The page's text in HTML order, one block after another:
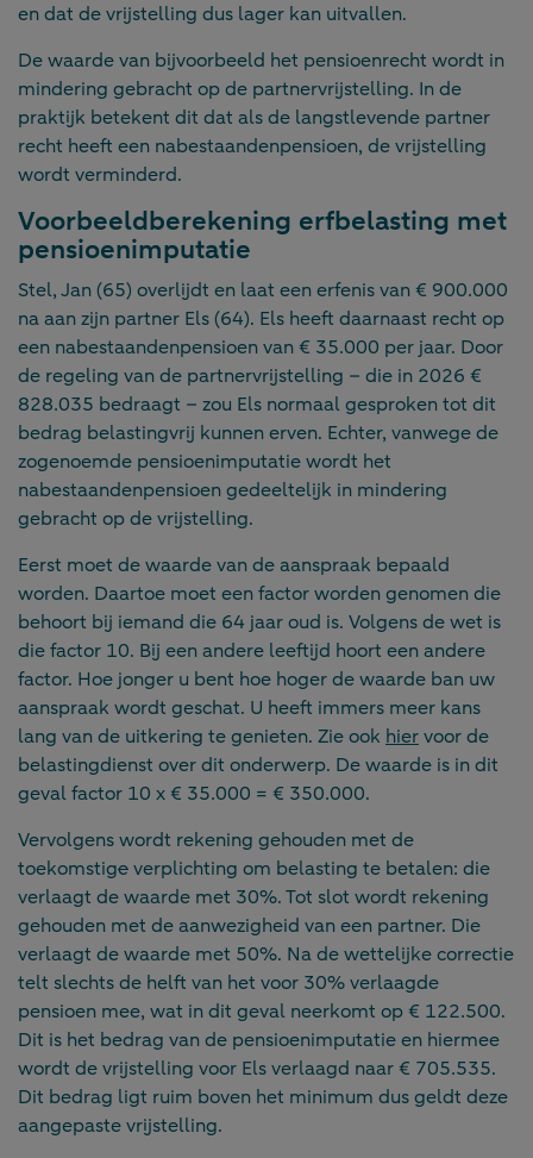
en dat de vrijstelling dus lager kan uitvallen.
De waarde van bijvoorbeeld het pensioenrecht wordt in
mindering gebracht op de partnervrijstelling. In de
praktijk betekent dit dat als de langstlevende partner
recht heeft een nabestaandenpensioen, de vrijstelling
wordt verminderd.
Voorbeeldberekening erfbelasting met
pensioenimputatie
Stel, Jan (65) overlijdt en laat een erfenis van € 900.000
na aan zijn partner Els (64). Els heeft daarnaast recht op
een nabestaandenpensioen van € 35.000 per jaar. Door
de regeling van de partnervrijstelling – die in 2026 €
828.035 bedraagt – zou Els normaal gesproken tot dit
bedrag belastingvrij kunnen erven. Echter, vanwege de
zogenoemde pensioenimputatie wordt het
nabestaandenpensioen gedeeltelijk in mindering
gebracht op de vrijstelling.
Eerst moet de waarde van de aanspraak bepaald
worden. Daartoe moet een factor worden genomen die
behoort bij iemand die 64 jaar oud is. Volgens de wet is
die factor 10. Bij een andere leeftijd hoort een andere
factor. Hoe jonger u bent hoe hoger de waarde ban uw
aanspraak wordt geschat. U heeft immers meer kans
lang van de uitkering te genieten. Zie ook hiervoor de
belastingdienst over dit onderwerp. De waarde is in dit
geval factor 10 x € 35.000 = € 350.000.
Vervolgens wordt rekening gehouden met de
toekomstigeverplichting om belasting te betalen: die
verlaagt de waarde met 30%. Tot slot wordt rekening
gehouden met de aanwezigheid van een partner. Die
verlaagt de waarde met 50%. Na de wettelijke correctie
telt slechts de helft van het voor 30% verlaagde
pensioen mee, wat in dit geval neerkomt op € 122.500.
Dit is het bedrag van de pensioenimputatie en hiermee
wordt de vrijstelling voor Els verlaagd naar € 705.535.
Dit bedrag ligt ruim boven het minimum dus geldt deze
aangepaste vrijstelling.